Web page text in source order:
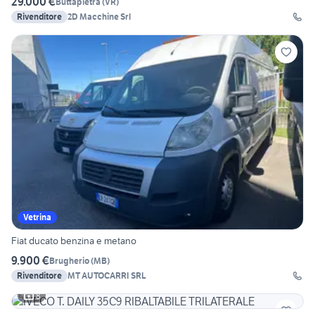
Rivenditore 2D Macchine Srl
Vetrina
Fiat ducato benzina e metano
9.900 €Brugherio(MB)
Rivenditore MT AUTOCARRI SRL
8